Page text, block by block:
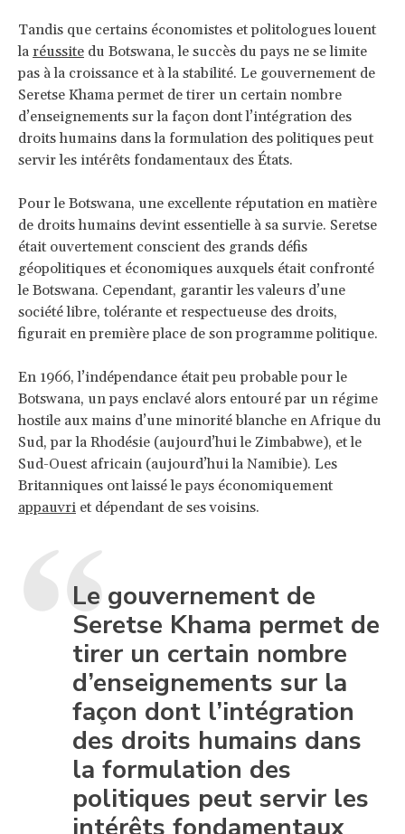
Tandis que certains économistes et politologues louent
la réussite du Botswana, le succès du pays ne se limite
pas à la croissance et à la stabilité. Le gouvernement de
Seretse Khama permet de tirer un certain nombre
d’enseignements sur la façon dont l’intégration des
droits humains dans la formulation des politiques peut
servir les intérêts fondamentaux des États.
Pour le Botswana, une excellente réputation en matière
de droits humains devint essentielle à sa survie. Seretse
était ouvertement conscient des grands défis
géopolitiques et économiques auxquels était confronté
le Botswana. Cependant, garantir les valeurs d’une
société libre, tolérante et respectueuse des droits,
figurait en première place de son programme politique.
En 1966, l’indépendance était peu probable pour le
Botswana, un pays enclavé alors entouré par un régime
hostile aux mains d’une minorité blanche en Afrique du
Sud, par la Rhodésie (aujourd’hui le Zimbabwe), et le
Sud-Ouest africain (aujourd’hui la Namibie). Les
Britanniques ont laissé le pays économiquement
appauvri et dépendant de ses voisins.
Le gouvernement de
Seretse Khama permet de
tirer un certain nombre
d’enseignements sur la
façon dont l’intégration
des droits humains dans
la formulation des
politiques peut servir les